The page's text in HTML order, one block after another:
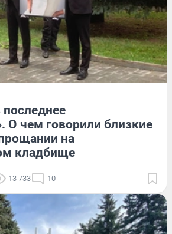
О чем говорили близкие
на
кладбище
13 733 10